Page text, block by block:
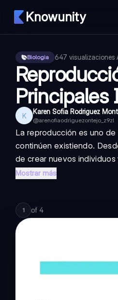
Knowunity
Biologia 647 visualizaciones·
Principales
K Karen Sofia Rodriguez
@arenofiaodriguezontejo_z9zl
La reproducción es uno
continúen existiendo.
de crear nuevos individuos
Mostrar más
1 of 4